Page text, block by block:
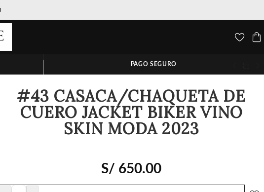
PAGO SEGURO
#43 CASACA/CHAQUETA DE
CUERO JACKET BIKER VINO
SKIN MODA 2023
S/ 650.00